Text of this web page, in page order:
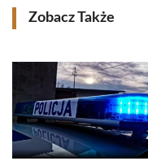
Zobacz Także